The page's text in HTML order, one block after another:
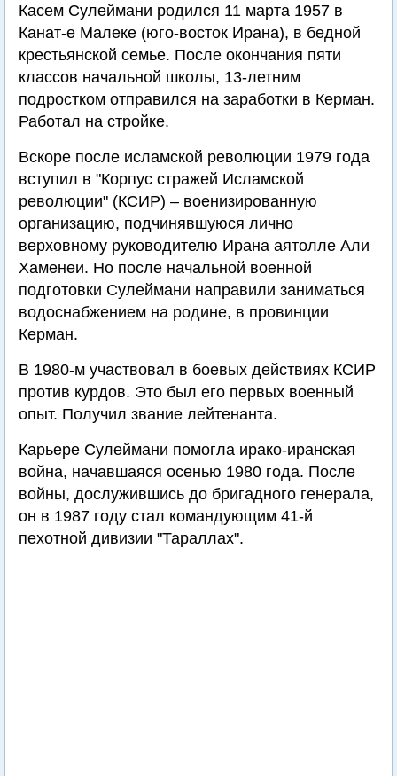
Касем Сулеймани родился 11 марта 1957 в
Канат-е Малеке (юго-восток Ирана), в бедной
крестьянской семье. После окончания пяти
классов начальной школы, 13-летним
подростком отправился на заработки в Керман.
Работал на стройке.
Вскоре после исламской революции 1979 года
вступил в "Корпус стражей Исламской
революции" (КСИР) – военизированную
организацию, подчинявшуюся лично
верховному руководителю Ирана аятолле Али
Хаменеи. Но после начальной военной
подготовки Сулеймани направили заниматься
водоснабжением на родине, в провинции
Керман.
В 1980-м участвовал в боевых действиях КСИР
против курдов. Это был его первых военный
опыт. Получил звание лейтенанта.
Карьере Сулеймани помогла ирако-иранская
война, начавшаяся осенью 1980 года. После
войны, дослужившись до бригадного генерала,
он в 1987 году стал командующим 41-й
пехотной дивизии "Тараллах".